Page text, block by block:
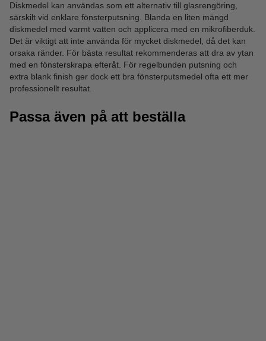
Diskmedel kan användas som ett alternativ till glasrengöring,
särskilt vid enklare fönsterputsning. Blanda en liten mängd
diskmedel med varmt vatten och applicera med en mikrofiberduk.
Det är viktigt att inte använda för mycket diskmedel, då det kan
orsaka ränder. För bästa resultat rekommenderas att dra av ytan
med en fönsterskrapa efteråt. För regelbunden putsning och
extra blank finish ger dock ett bra fönsterputsmedel ofta ett mer
professionellt resultat.
Passa även på att beställa